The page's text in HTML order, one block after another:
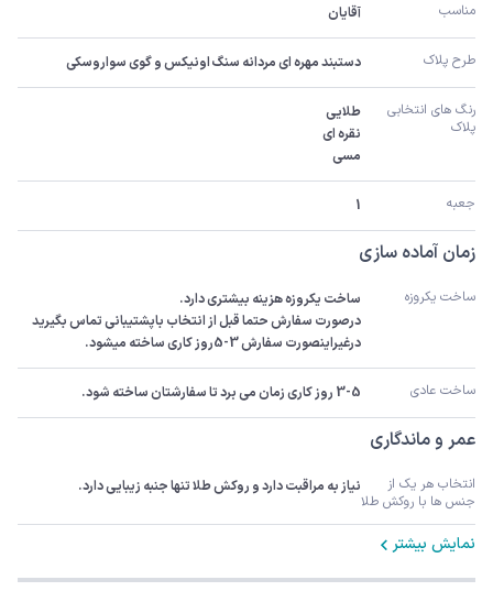
مناسب آقایان
طرح پلاک دستبند مهره ای مردانه سنگ اونیکس و گوی سواروسکی
پلاک
مسی
جعبه 1
زمان آماده سازی
ساخت یکروزه
درغیراینصورت سفارش 3-5روز کاری ساخته میشود.
ساخت عادی 3-5 روز کاری زمان می برد تا سفارشتان ساخته شود.
عمر و ماندگاری
جنس ها با روکش طلا
نیاز به مراقبت دارد و روکش طلا تنها جنبه زیبایی دارد.
نمایش بیشتر